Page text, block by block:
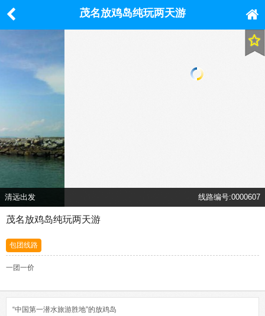
茂名放鸡岛纯玩两天游
清远出发 线路编号:0000607
茂名放鸡岛纯玩两天游
包团线路
一团一价
“中国第一潜水旅游胜地”的放鸡岛